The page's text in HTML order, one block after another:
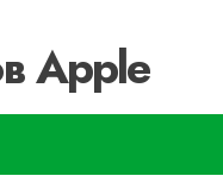
Apple